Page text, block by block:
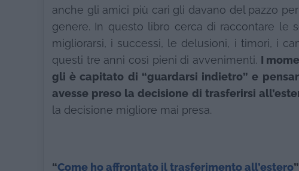
anche gli amici più cari gli davano del pazzo
genere. In questo libro cerca di raccontare le
migliorarsi, i successi, le delusioni, i timori, i
questi tre anni così pieni di avvenimenti.
I
gli è capitato di “guardarsi indietro” e
avesse preso la decisione di trasferirsi
la decisione migliore mai presa.
“Come ho affrontato il trasferimento all’estero”